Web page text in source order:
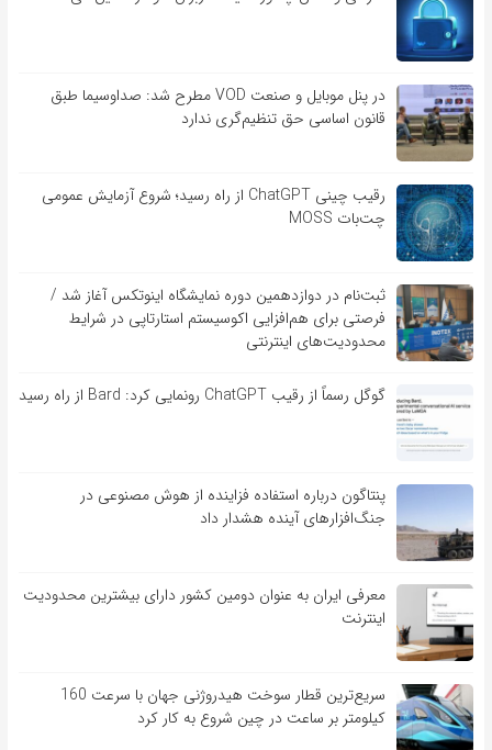
در پنل موبایل و صنعت VOD مطرح شد: صداوسیما طبق
قانون اساسی حق تنظیم‌گری ندارد
رقیب چینی ChatGPT از راه رسید؛ شروع آزمایش عمومی
چت‌بات MOSS
ثبت‌نام در دوازدهمین دوره نمایشگاه اینوتکس آغاز شد /
فرصتی برای هم‌افزایی اکوسیستم استارتاپی در شرایط
محدودیت‌های اینترنتی
گوگل رسماً از رقیب ChatGPT رونمایی کرد: Bard از راه رسید
پنتاگون درباره استفاده فزاینده از هوش مصنوعی در
جنگ‌افزارهای آینده هشدار داد
معرفی ایران به عنوان دومین کشور دارای بیشترین محدودیت
اینترنت
سریع‌ترین قطار سوخت هیدروژنی جهان با سرعت 160
کیلومتر بر ساعت در چین شروع به کار کرد